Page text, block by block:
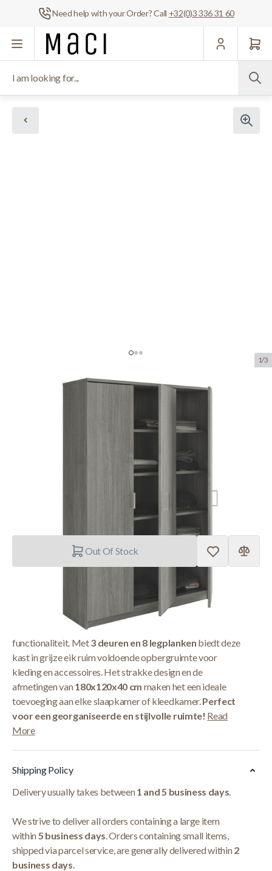
Need help with your Order? Call +32(0)3 336 31 60
Skip to Content
1/3
Interiax Storage Cabinet -
Wardrobe 'Amelie' 3 Doors and 8
Shelves | Grey Oak | 180x120x40
manufacturer:
Out Of Stock
Interiax Kledingkast 'Amelie'
functionaliteit. Met3 deuren en 8 legplanken biedt deze
kast in grijze eik ruim voldoende opbergruimte voor
kleding en accessoires. Het strakke design en de
afmetingen van180x120x40 cm maken het een ideale
toevoeging aan elke slaapkamer of kleedkamer.Perfect
voor een georganiseerde en stijlvolle ruimte! Read
More
Shipping Policy
Delivery usually takes between1 and 5 business days.
We strive to deliver all orders containing a large item
within5 business days. Orders containing small items,
shipped via parcel service, are generally delivered within2
business days.